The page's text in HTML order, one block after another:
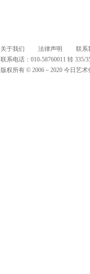
关于我们 法律声明
联系
联系电话：010-58760011 转
版权所有 © 2006－2020 今日艺